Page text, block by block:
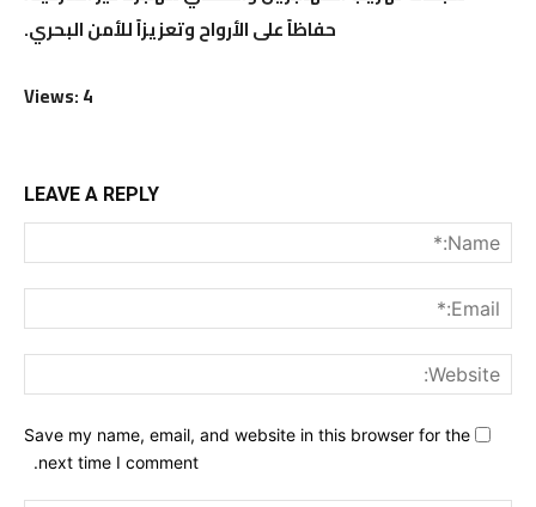
حفاظاً على الأرواح وتعزيزاً للأمن البحري.
Views: 4
LEAVE A REPLY
Save my name, email, and website in this browser for the
next time I comment.